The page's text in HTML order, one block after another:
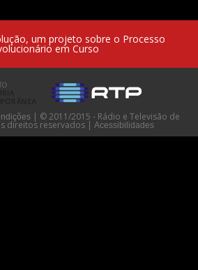
um projeto sobre o Processo
em Curso
| © 2011/2015 - Rádio e Televisão de
direitos reservados | Acessibilidades